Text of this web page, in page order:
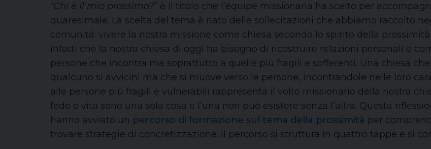
“Chi è il mio prossimo?” è il titolo che l’équipe missionaria ha scelto per
quaresimale. La scelta del tema è nato delle sollecitazioni che abbiamo raccolto
comunità: vivere la nostra missione come chiesa secondo lo spirito della
infatti che la nostra chiesa di oggi ha bisogno di ricostruire relazioni personali e
persone che incontra ma soprattutto a quelle più fragili e sofferenti. Una chiesa
qualcuno si avvicini ma che si muove verso le persone, incontrandole nelle loro
alle persone più fragili e vulnerabili rappresenta il volto missionario della nostra
fede e vita sono una sola cosa e l’una non può esistere senza l’altra. Questa
hanno avviato un percorso di formazione sul tema della prossimità per
trovare strategie di concretizzazione. Il percorso si struttura in quattro tappe e si